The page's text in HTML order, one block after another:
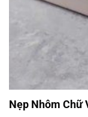
Nẹp Nhôm Chữ